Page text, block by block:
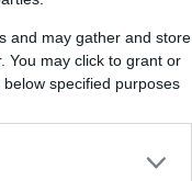
and may gather and store
You may click to grant or
specified purposes